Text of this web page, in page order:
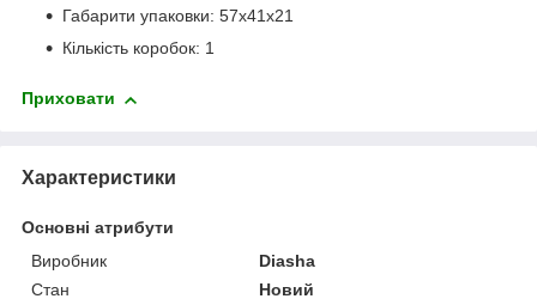
Габарити упаковки: 57x41x21
Кількість коробок: 1
Приховати
Характеристики
Основні атрибути
Виробник
Diasha
Стан
Новий